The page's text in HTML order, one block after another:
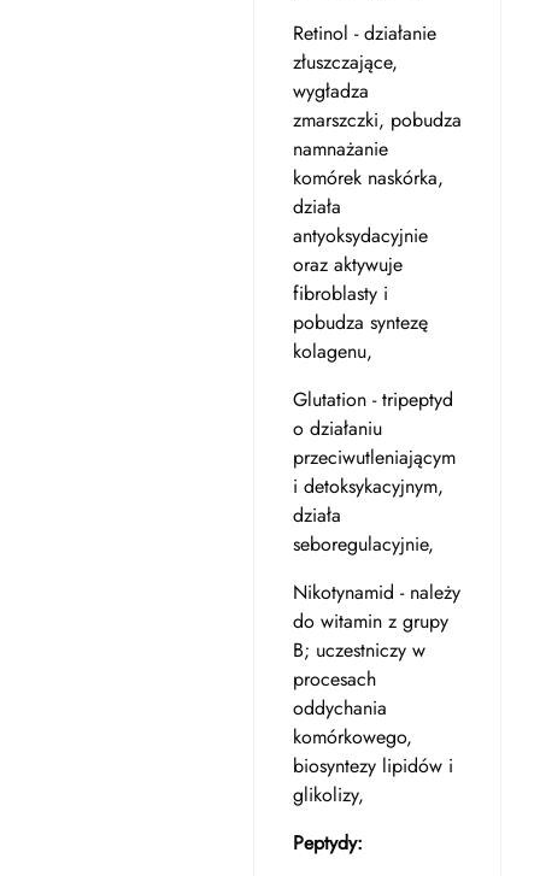
Retinol - działanie
złuszczające,
wygładza
zmarszczki, pobudza
namnażanie
komórek naskórka,
działa
antyoksydacyjnie
oraz aktywuje
fibroblasty i
pobudza syntezę
kolagenu,
Glutation - tripeptyd
o działaniu
przeciwutleniającym
i detoksykacyjnym,
działa
seboregulacyjnie,
Nikotynamid - należy
do witamin z grupy
B; uczestniczy w
procesach
oddychania
komórkowego,
biosyntezy lipidów i
glikolizy,
Peptydy: